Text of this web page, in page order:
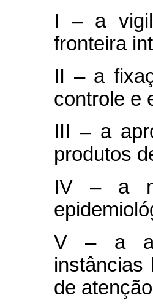
I – a
fronteira
II – a
controle e
III – a
produtos
IV – a
V – a
instâncias
de